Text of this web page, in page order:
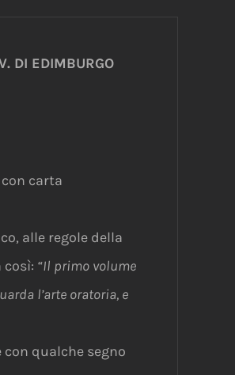
DI EDIMBURGO
carta
alle regole della
così: “Il primo volume
l’arte oratoria, e
qualche segno